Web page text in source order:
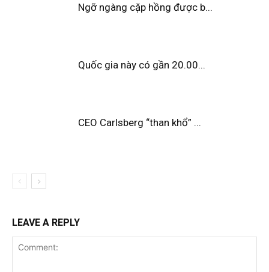
Ngỡ ngàng cặp hồng được b...
Quốc gia này có gần 20.00...
CEO Carlsberg “than khổ” ...
LEAVE A REPLY